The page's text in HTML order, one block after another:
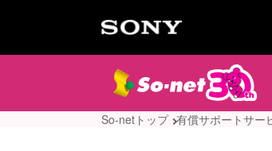
So-netトップ 有償サポートサー